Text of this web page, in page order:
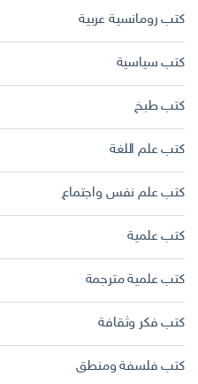
كتب رومانسية عربية
كتب سياسية
كتب طبخ
كتب علم اللغة
كتب علم نفس واجتماع
كتب علمية
كتب علمية مترجمة
كتب فكر وثقافة
كتب فلسفة ومنطق